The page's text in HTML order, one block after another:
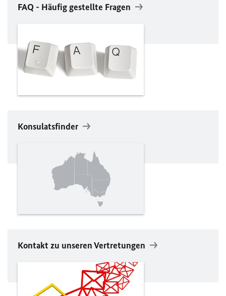
FAQ - Häufig gestellte Fragen
Konsulatsfinder
Kontakt zu unseren Vertretungen